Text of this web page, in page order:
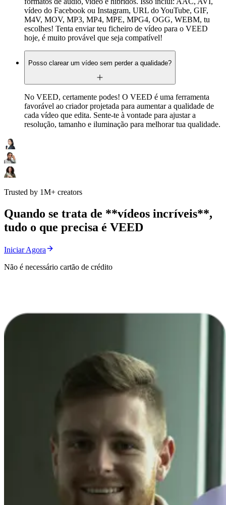
vídeo do Facebook ou Instagram, URL do YouTube, GIF,
M4V, MOV, MP3, MP4, MPE, MPG4, OGG, WEBM, tu
escolhes! Tenta enviar teu ficheiro de vídeo para o VEED
hoje, é muito provável que seja compatível!
Posso clarear um vídeo sem perder a qualidade?
No VEED, certamente podes! O VEED é uma ferramenta
favorável ao criador projetada para aumentar a qualidade de
cada vídeo que edita. Sente-te à vontade para ajustar a
resolução, tamanho e iluminação para melhorar tua qualidade.
Trusted by 1M+ creators
Quando se trata de **vídeos incríveis**,
tudo o que precisa é VEED
Iniciar Agora
Não é necessário cartão de crédito